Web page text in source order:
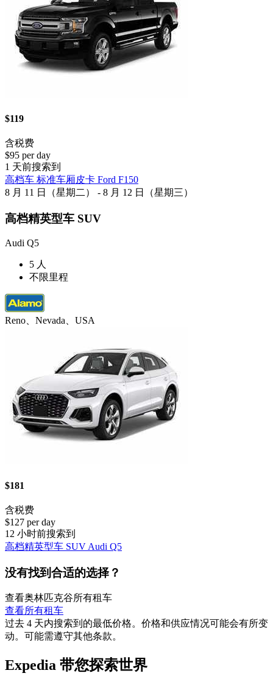
$119
含税费
$95 per day
1 天前搜索到
高档车 标准车厢皮卡 Ford F150
8 月 11 日（星期二） - 8 月 12 日（星期三）
高档精英型车 SUV
Audi Q5
5 人
不限里程
Reno、Nevada、USA
$181
含税费
$127 per day
12 小时前搜索到
高档精英型车 SUV Audi Q5
没有找到合适的选择？
查看奥林匹克谷所有租车
查看所有租车
过去 4 天内搜索到的最低价格。价格和供应情况可能会有所变
动。可能需遵守其他条款。
Expedia 带您探索世界